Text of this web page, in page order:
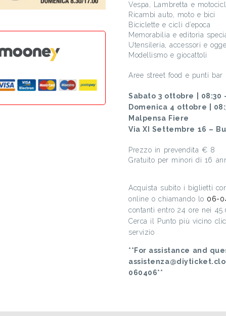
Vespa, Lambretta e
Ricambi auto, moto e bici
Biciclette e cicli d’epoca
Memorabilia e editoria
Utensileria, accessori e
Modellismo e giocattoli
Aree street food e punti bar
Sabato 3 ottobre | 08:30
Domenica 4 ottobre |
Malpensa Fiere
Via XI Settembre 16 –
Prezzo in prevendita € 8
Gratuito per minori di 16
Acquista subito i biglietti
online o chiamando lo 06-
contanti entro 24 ore nei
Cerca il Punto più vicino
servizio
**For assistance and
060406**